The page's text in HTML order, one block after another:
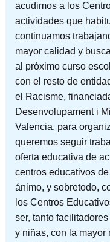
acudimos a los
actividades que
continuamos
mayor calidad y
al próximo curso
con el resto de
el Racisme,
Desenvolupament i
Valencia, para
queremos seguir
oferta educativa de
centros educativos
ánimo, y sobretodo,
los Centros
ser, tanto
y niñas, con la mayor